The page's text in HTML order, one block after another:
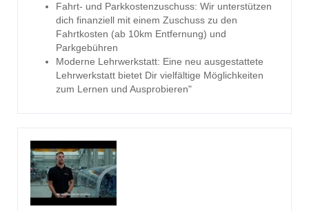
Fahrt- und Parkkostenzuschuss: Wir unterstützen
dich finanziell mit einem Zuschuss zu den
Fahrtkosten (ab 10km Entfernung) und
Parkgebühren
Moderne Lehrwerkstatt: Eine neu ausgestattete
Lehrwerkstatt bietet Dir vielfältige Möglichkeiten
zum Lernen und Ausprobieren"